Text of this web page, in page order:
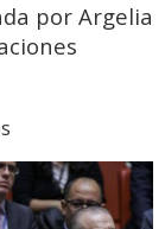
por Argelia